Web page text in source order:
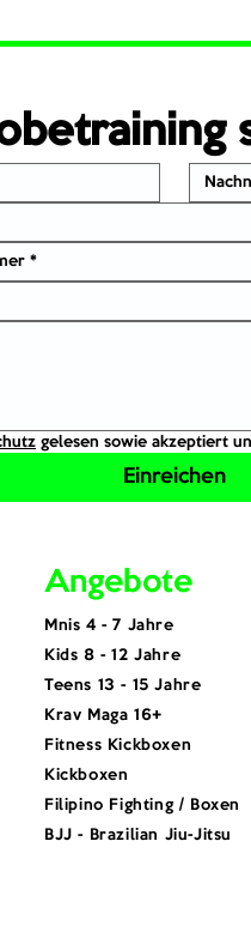
gelesen sowie akzeptiert
Einreichen
Angebote
Mnis 4 - 7 Jahre
Kids 8 - 12 Jahre
Teens 13 - 15 Jahre
Krav Maga 16+
Fitness Kickboxen
Kickboxen
Filipino Fighting / Boxen
BJJ - Brazilian Jiu-Jitsu